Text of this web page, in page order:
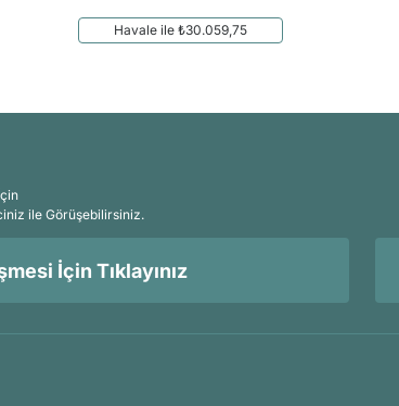
Havale ile ₺30.059,75
ile Görüşebilirsiniz.
İçin Tıklayınız